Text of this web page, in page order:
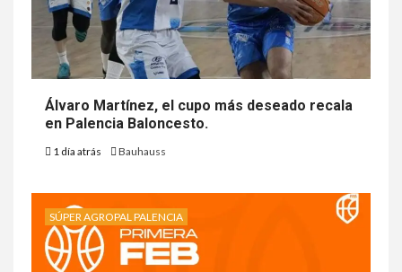
Álvaro Martínez, el cupo más deseado recala
en Palencia Baloncesto.
1 día atrás Bauhauss
SÚPER AGROPAL PALENCIA